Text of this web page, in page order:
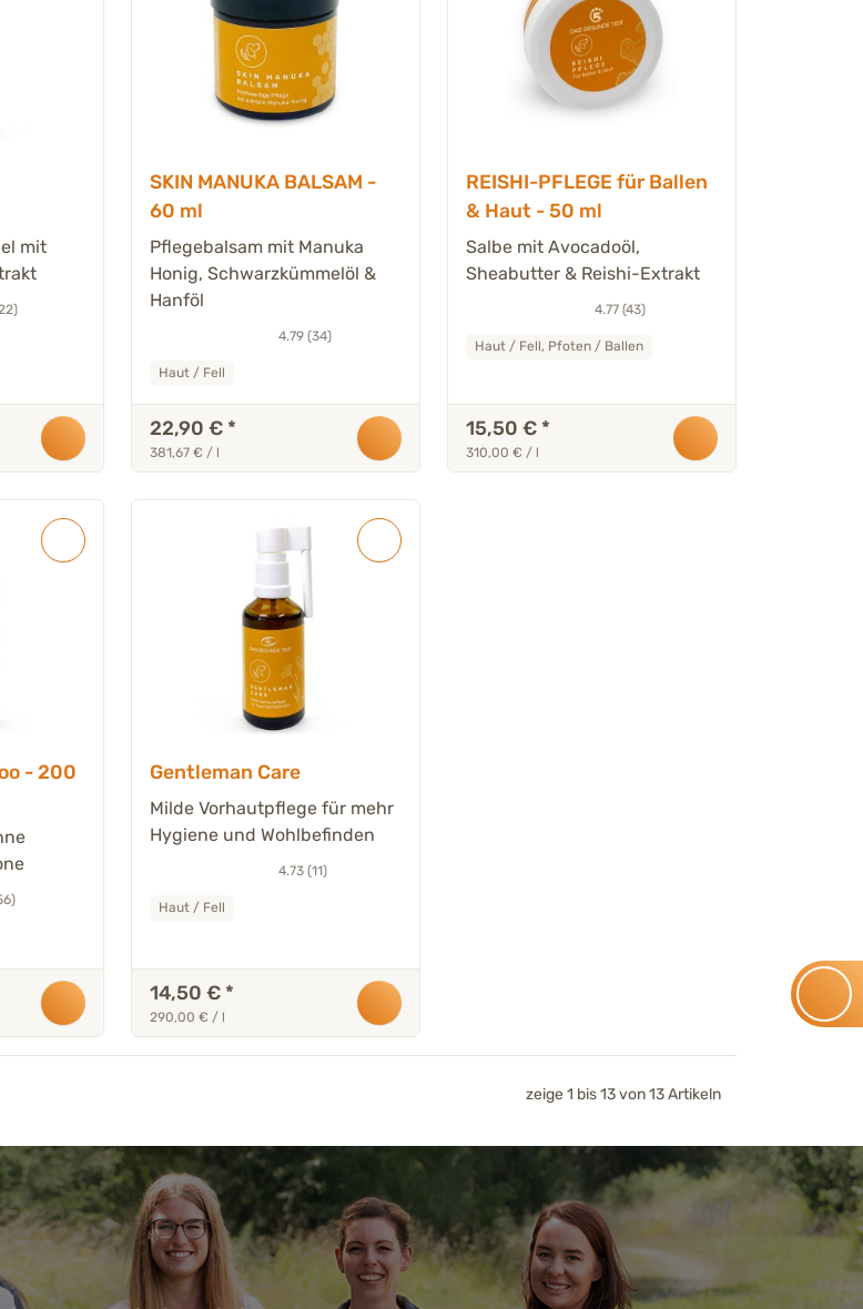
mit
SKIN MANUKA BALSAM -
60 ml
Pflegebalsam mit Manuka
Honig, Schwarzkümmelöl &
Hanföl
4.79 (34)
Haut / Fell
22,90 € *
381,67 € / l
REISHI-PFLEGE für Ballen
& Haut - 50 ml
Salbe mit Avocadoöl,
Sheabutter & Reishi-Extrakt
4.77 (43)
Haut / Fell, Pfoten / Ballen
15,50 € *
310,00 € / l
- 200
Gentleman Care
Milde Vorhautpflege für mehr
Hygiene und Wohlbefinden
4.73 (11)
Haut / Fell
14,50 € *
290,00 € / l
zeige 1 bis 13 von 13 Artikeln